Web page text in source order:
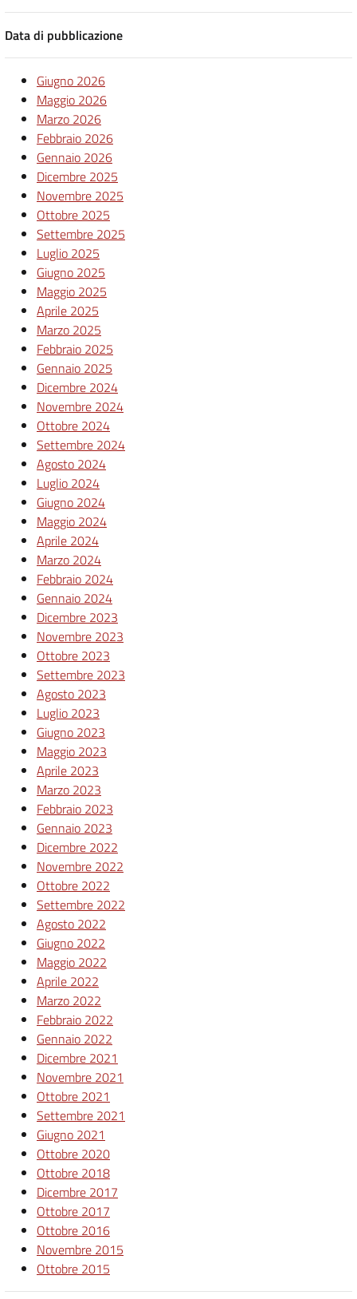
Data di pubblicazione
Giugno 2026
Maggio 2026
Marzo 2026
Febbraio 2026
Gennaio 2026
Dicembre 2025
Novembre 2025
Ottobre 2025
Settembre 2025
Luglio 2025
Giugno 2025
Maggio 2025
Aprile 2025
Marzo 2025
Febbraio 2025
Gennaio 2025
Dicembre 2024
Novembre 2024
Ottobre 2024
Settembre 2024
Agosto 2024
Luglio 2024
Giugno 2024
Maggio 2024
Aprile 2024
Marzo 2024
Febbraio 2024
Gennaio 2024
Dicembre 2023
Novembre 2023
Ottobre 2023
Settembre 2023
Agosto 2023
Luglio 2023
Giugno 2023
Maggio 2023
Aprile 2023
Marzo 2023
Febbraio 2023
Gennaio 2023
Dicembre 2022
Novembre 2022
Ottobre 2022
Settembre 2022
Agosto 2022
Giugno 2022
Maggio 2022
Aprile 2022
Marzo 2022
Febbraio 2022
Gennaio 2022
Dicembre 2021
Novembre 2021
Ottobre 2021
Settembre 2021
Giugno 2021
Ottobre 2020
Ottobre 2018
Dicembre 2017
Ottobre 2017
Ottobre 2016
Novembre 2015
Ottobre 2015